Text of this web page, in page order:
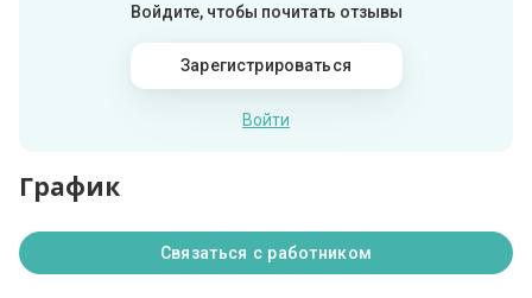
Войдите, чтобы почитать отзывы
Зарегистрироваться
Войти
График
Связаться с работником